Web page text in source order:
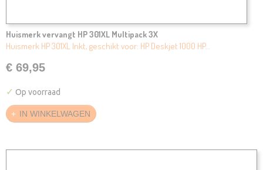
Huismerk vervangt HP 301XL Multipack 3X
Huismerk HP 301XL Inkt, geschikt voor: HP Deskjet 1000 HP…
€ 69,95
✓ Op voorraad
IN WINKELWAGEN